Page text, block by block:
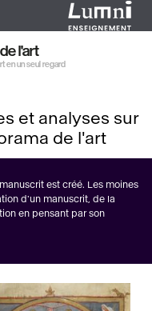
l'art
en un seul regard
et analyses sur
de l'art
est créé. Les moines
d'un manuscrit, de la
en pensant par son